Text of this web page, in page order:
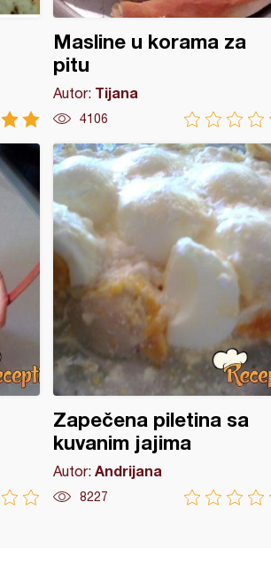
Masline u korama za
pitu
Autor: Tijana
4106
Zapečena piletina sa
kuvanim jajima
Autor: Andrijana
8227